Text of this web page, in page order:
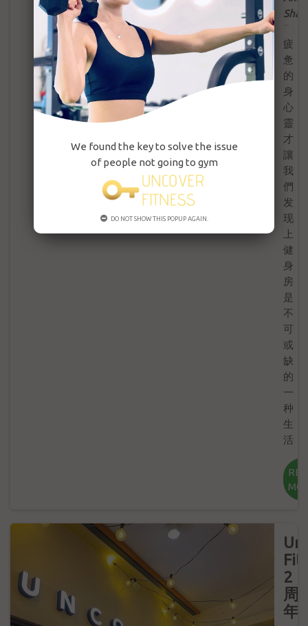
疲
惫
的
身
心
靈
才
讓
我
們
发
现
上
健
身
房
是
不
可
或
缺
的
一
种
生
活
2
周
年
We found the key to solve the issue
of people not going to gym
DO NOT SHOW THIS POPUP AGAIN.